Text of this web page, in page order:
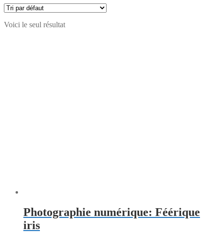
Voici le seul résultat
Photographie numérique: Féérique
iris